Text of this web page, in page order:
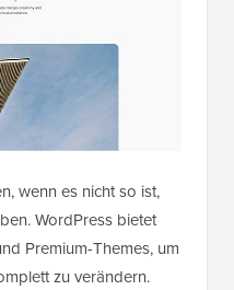
wenn es nicht so ist,
WordPress bietet
Premium-Themes, um
zu verändern.